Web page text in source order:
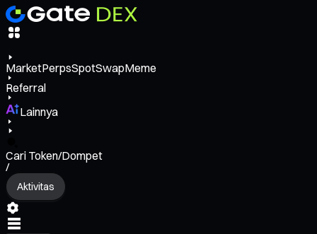
MarketPerpsSpotSwapMeme
Referral
Lainnya
Cari Token/Dompet
/
Aktivitas